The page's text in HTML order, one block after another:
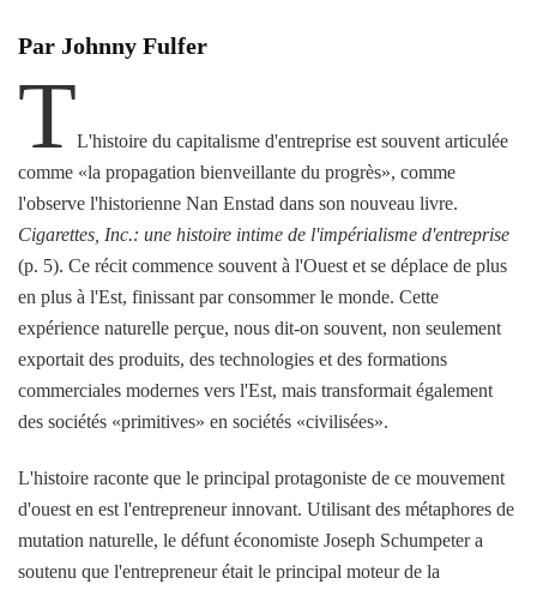
Par Johnny Fulfer
TL'histoire du capitalisme d'entreprise est souvent articulée
comme «la propagation bienveillante du progrès», comme
l'observe l'historienne Nan Enstad dans son nouveau livre.
Cigarettes, Inc.: une histoire intime de l'impérialisme d'entreprise
(p. 5). Ce récit commence souvent à l'Ouest et se déplace de plus
en plus à l'Est, finissant par consommer le monde. Cette
expérience naturelle perçue, nous dit-on souvent, non seulement
exportait des produits, des technologies et des formations
commerciales modernes vers l'Est, mais transformait également
des sociétés «primitives» en sociétés «civilisées».
L'histoire raconte que le principal protagoniste de ce mouvement
d'ouest en est l'entrepreneur innovant. Utilisant des métaphores de
mutation naturelle, le défunt économiste Joseph Schumpeter a
soutenu que l'entrepreneur était le principal moteur de la